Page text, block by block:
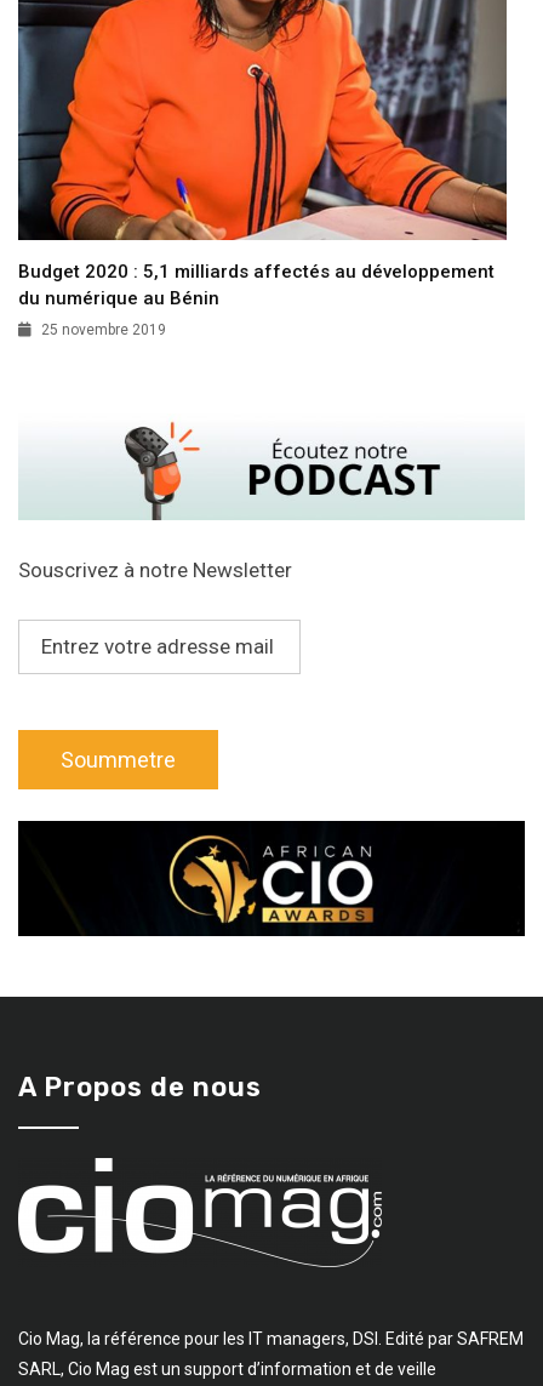
Budget 2020 : 5,1 milliards affectés au développement
du numérique au Bénin
25 novembre 2019
Souscrivez à notre Newsletter
A Propos de nous
Cio Mag, la référence pour les IT managers, DSI. Edité par SAFREM
SARL, Cio Mag est un support d’information et de veille